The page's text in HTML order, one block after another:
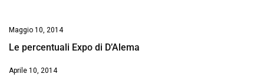
Maggio 10, 2014
Le percentuali Expo di D’Alema
Aprile 10, 2014